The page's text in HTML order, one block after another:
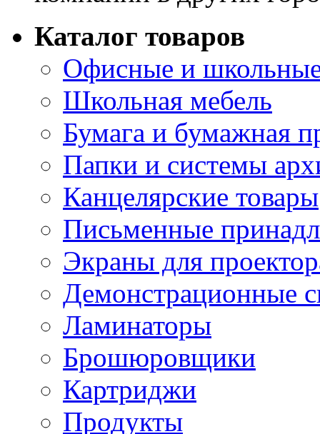
Каталог товаров
Офисные и
Школьная мебель
Бумага и бумажная
Папки и системы
Канцелярские товары
Письменные
Экраны для
Демонстрационные
Ламинаторы
Брошюровщики
Картриджи
Продукты